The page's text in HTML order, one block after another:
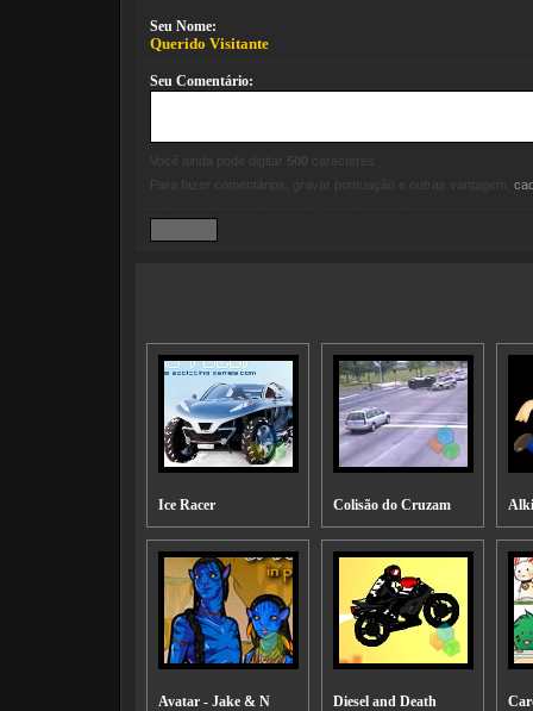
Seu Nome:
Querido Visitante
Seu Comentário:
500
Para fazer comentários, gravar pontuação e outras vantagem,
Ice Racer Colisão do Cruzam
Avatar - Jake & N Diesel and Death